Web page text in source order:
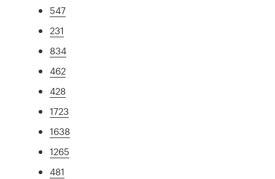
547
231
834
462
428
1723
1638
1265
481